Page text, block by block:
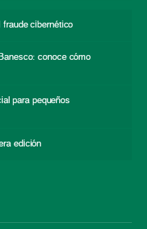
fraude cibernético
conoce cómo
para pequeños
edición